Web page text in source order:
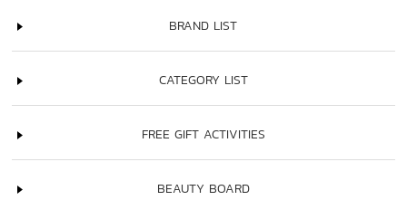
BRAND LIST
CATEGORY LIST
FREE GIFT ACTIVITIES
BEAUTY BOARD